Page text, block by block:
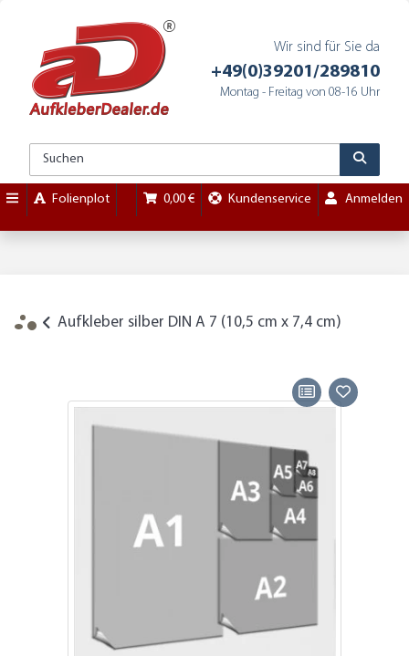
Wir sind für Sie da
+49(0)39201/289810
Montag - Freitag von 08-16 Uhr
Folienplot 0,00 € Kundenservice Anmelden
Aufkleber silber DIN A 7 (10,5 cm x 7,4 cm)